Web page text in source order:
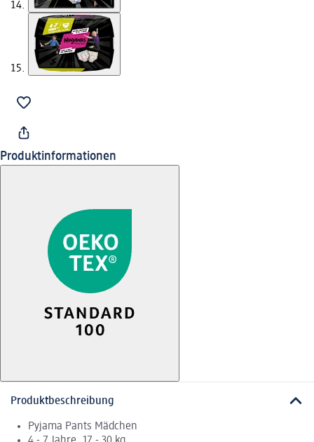
Produktinformationen
Produktbeschreibung
Pyjama Pants Mädchen